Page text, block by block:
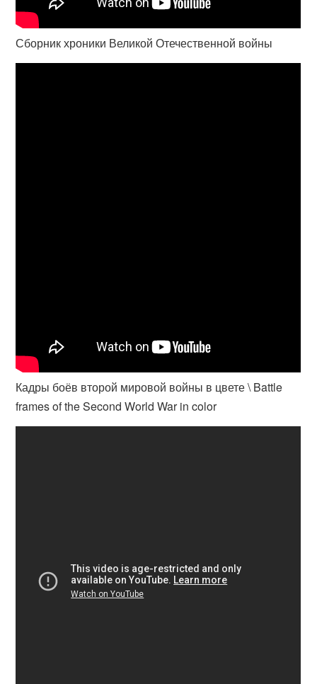
Сборник хроники Великой Отечественной войны
Кадры боёв второй мировой войны в цвете \ Battle
frames of the Second World War in color